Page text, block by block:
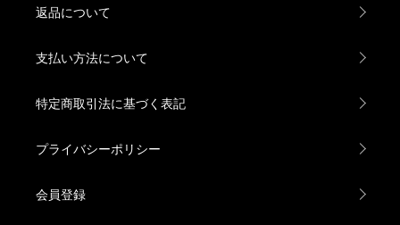
関東U18女子セブンズ、
関東高校合同チーム大会、東日本大学セブンズ、
関西協会
関西ミニ女子ラグビー交流会、
九州協会
返品について
支払い方法について
特定商取引法に基づく表記
プライバシーポリシー
会員登録